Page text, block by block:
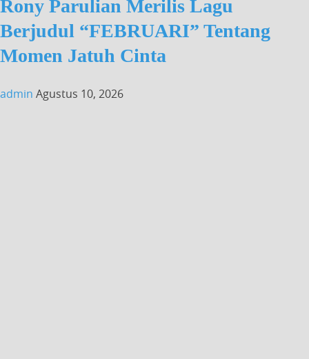
Rony Parulian Merilis Lagu
Berjudul “FEBRUARI” Tentang
Momen Jatuh Cinta
admin Agustus 10, 2026